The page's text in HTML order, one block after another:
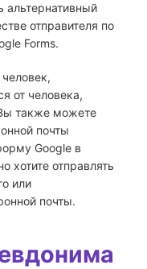
альтернативный
отправителя по
Forms.
от человека,
также можете
почты
Google в
хотите отправлять
или
почты.